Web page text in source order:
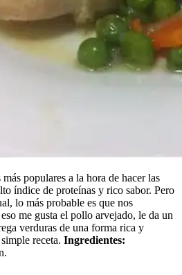
populares a la hora de hacer las
índice de proteínas y rico sabor. Pero
lo más probable es que nos
me gusta el pollo arvejado, le da un
verduras de una forma rica y
receta. Ingredientes: